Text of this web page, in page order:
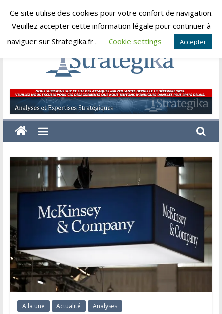
Skip
jeudi, août 6, 2026
Strategika
Expertise
et
Analyses
A la une Actualité Analyses
Ce site utilise des cookies pour votre confort de navigation.
Veuillez accepter cette information légale pour continuer à
naviguer sur Strategika.fr .
Cookie settings Accepter